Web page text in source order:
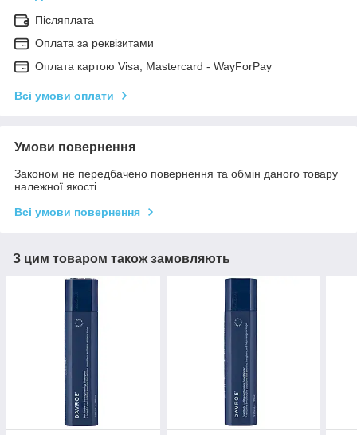
Післяплата
Оплата за реквізитами
Оплата картою Visa, Mastercard - WayForPay
Всі умови оплати
Умови повернення
Законом не передбачено повернення та обмін даного товару
належної якості
Всі умови повернення
З цим товаром також замовляють